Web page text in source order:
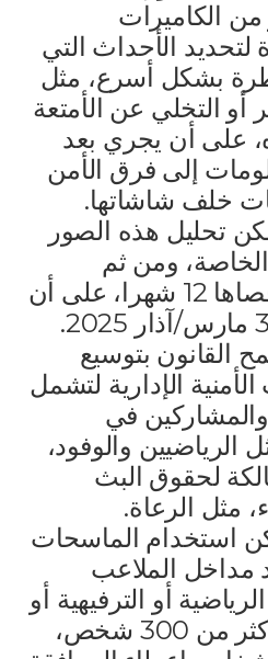
الكاميرات
لتحديد الأحداث التي
بشكل أسرع، مثل
أو التخلي عن الأمتعة
على أن يجري بعد
إلى فرق الأمن
خلف شاشاتها.
تحليل هذه الصور
ومن ثم
الاحتفاظ بها مدة أقصاها 12 شهرا، على أن
القانون بتوسيع
الإدارية لتشمل
في
الرياضيين والوفود،
لحقوق البث
مثل الرعاة.
استخدام الماسحات
مداخل الملاعب
أو الترفيهية أو
الثقافية التي تضم أكثر من 300 شخص،